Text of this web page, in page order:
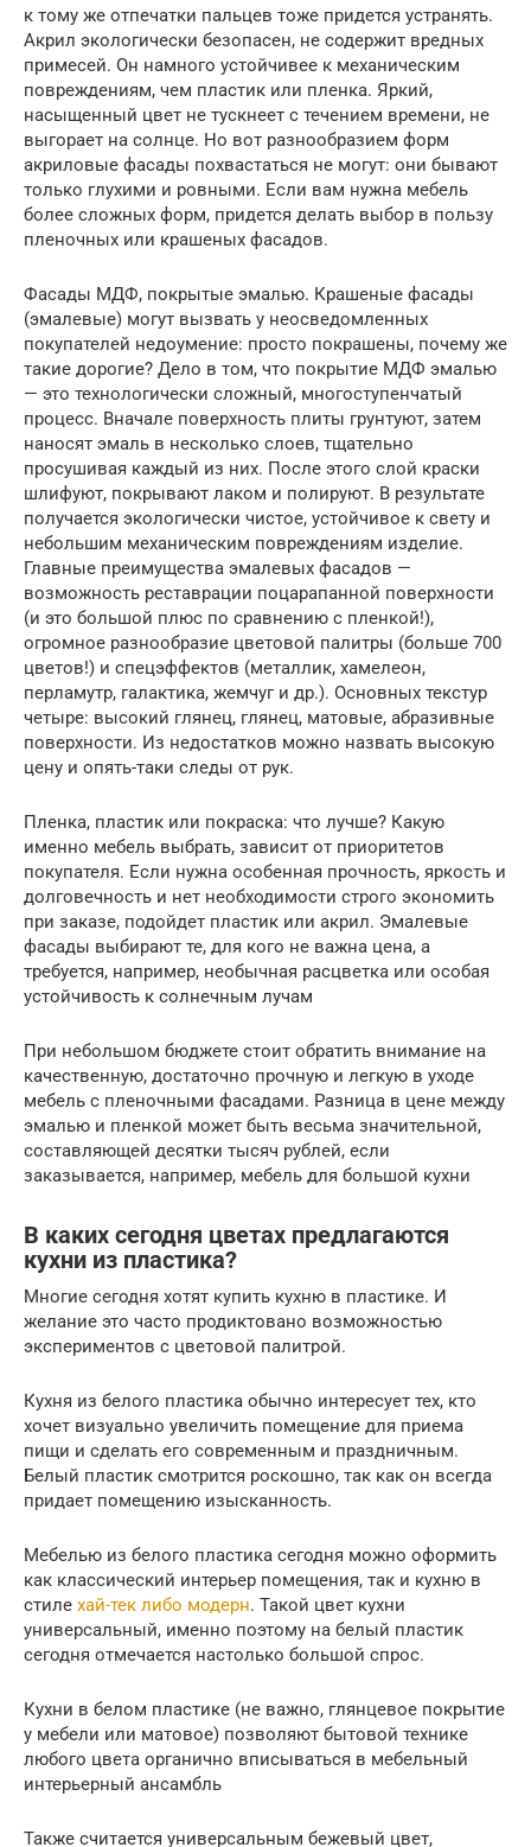
к тому же отпечатки пальцев тоже придется устранять.
Акрил экологически безопасен, не содержит вредных
примесей. Он намного устойчивее к механическим
повреждениям, чем пластик или пленка. Яркий,
насыщенный цвет не тускнеет с течением времени, не
выгорает на солнце. Но вот разнообразием форм
акриловые фасады похвастаться не могут: они бывают
только глухими и ровными. Если вам нужна мебель
более сложных форм, придется делать выбор в пользу
пленочных или крашеных фасадов.
Фасады МДФ, покрытые эмалью. Крашеные фасады
(эмалевые) могут вызвать у неосведомленных
покупателей недоумение: просто покрашены, почему же
такие дорогие? Дело в том, что покрытие МДФ эмалью
— это технологически сложный, многоступенчатый
процесс. Вначале поверхность плиты грунтуют, затем
наносят эмаль в несколько слоев, тщательно
просушивая каждый из них. После этого слой краски
шлифуют, покрывают лаком и полируют. В результате
получается экологически чистое, устойчивое к свету и
небольшим механическим повреждениям изделие.
Главные преимущества эмалевых фасадов —
возможность реставрации поцарапанной поверхности
(и это большой плюс по сравнению с пленкой!),
огромное разнообразие цветовой палитры (больше 700
цветов!) и спецэффектов (металлик, хамелеон,
перламутр, галактика, жемчуг и др.). Основных текстур
четыре: высокий глянец, глянец, матовые, абразивные
поверхности. Из недостатков можно назвать высокую
цену и опять-таки следы от рук.
Пленка, пластик или покраска: что лучше? Какую
именно мебель выбрать, зависит от приоритетов
покупателя. Если нужна особенная прочность, яркость и
долговечность и нет необходимости строго экономить
при заказе, подойдет пластик или акрил. Эмалевые
фасады выбирают те, для кого не важна цена, а
требуется, например, необычная расцветка или особая
устойчивость к солнечным лучам
При небольшом бюджете стоит обратить внимание на
качественную, достаточно прочную и легкую в уходе
мебель с пленочными фасадами. Разница в цене между
эмалью и пленкой может быть весьма значительной,
составляющей десятки тысяч рублей, если
заказывается, например, мебель для большой кухни
В каких сегодня цветах предлагаются
кухни из пластика?
Многие сегодня хотят купить кухню в пластике. И
желание это часто продиктовано возможностью
экспериментов с цветовой палитрой.
Кухня из белого пластика обычно интересует тех, кто
хочет визуально увеличить помещение для приема
пищи и сделать его современным и праздничным.
Белый пластик смотрится роскошно, так как он всегда
придает помещению изысканность.
Мебелью из белого пластика сегодня можно оформить
как классический интерьер помещения, так и кухню в
стиле хай-тек либо модерн. Такой цвет кухни
универсальный, именно поэтому на белый пластик
сегодня отмечается настолько большой спрос.
Кухни в белом пластике (не важно, глянцевое покрытие
у мебели или матовое) позволяют бытовой технике
любого цвета органично вписываться в мебельный
интерьерный ансамбль
Также считается универсальным бежевый цвет,